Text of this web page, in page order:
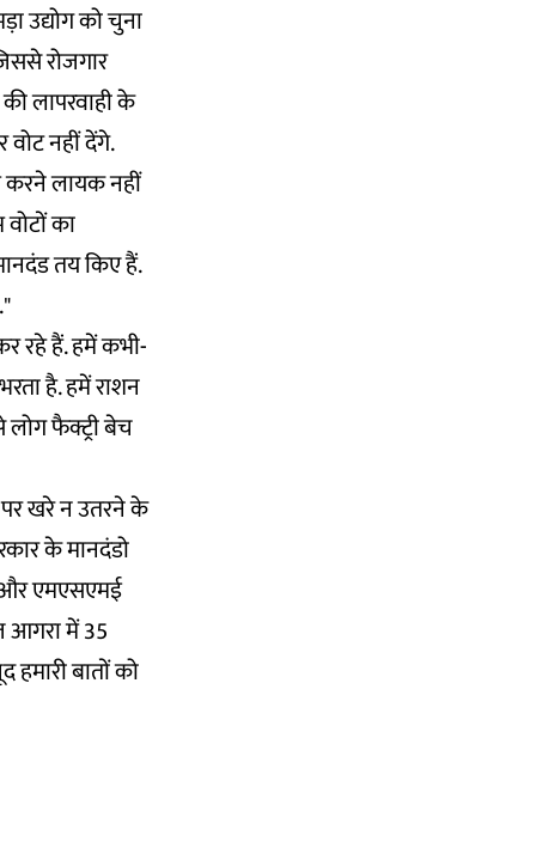
उद्योग को चुना
रोजगार
लापरवाही के
नहीं देंगे.
करने लायक नहीं
का
तय किए हैं.
रहे हैं. हमें कभी-
है. हमें राशन
लोग फैक्ट्री बेच
पर खरे न उतरने के
के मानदंडो
और एमएसएमई
आगरा में 35
बातों को